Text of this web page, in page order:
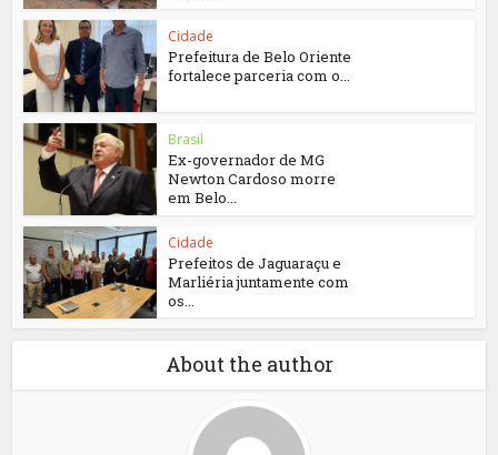
Cidade
Prefeitura de Belo Oriente
fortalece parceria com o...
Brasil
Ex-governador de MG
Newton Cardoso morre
em Belo...
Cidade
Prefeitos de Jaguaraçu e
Marliéria juntamente com
os...
About the author